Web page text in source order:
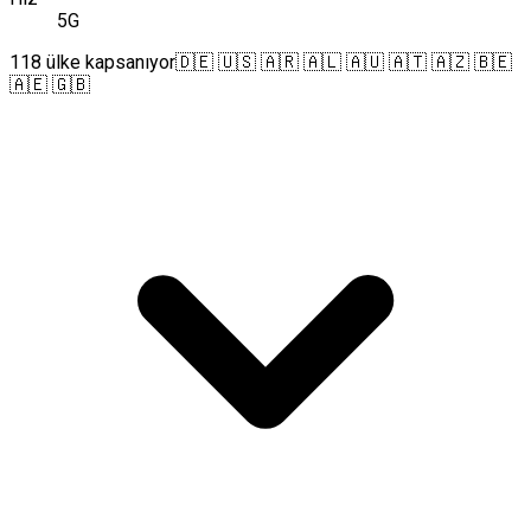
5G
118 ülke kapsanıyor🇩🇪 🇺🇸 🇦🇷 🇦🇱 🇦🇺 🇦🇹 🇦🇿 🇧🇪
🇦🇪 🇬🇧